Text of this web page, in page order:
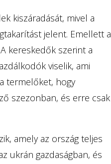
kiszáradását, mivel a
jelent. Emellett a
kereskedők szerint a
viselik, ami
termelőket, hogy
szezonban, és erre csak
amely az ország teljes
ukrán gazdaságban, és